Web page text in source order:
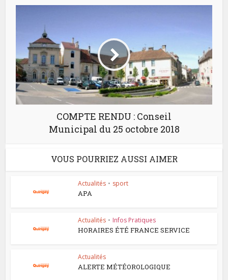
COMPTE RENDU : Conseil
Municipal du 25 octobre 2018
VOUS POURRIEZ AUSSI AIMER
Actualités • sport
APA
Actualités • Infos Pratiques
HORAIRES ÉTÉ FRANCE SERVICE
Actualités
ALERTE MÉTÉOROLOGIQUE